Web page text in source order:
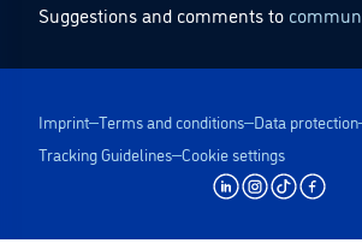
Suggestions and comments to
Imprint Terms and conditions Data protection
Tracking Guidelines Cookie settings